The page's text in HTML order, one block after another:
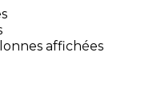
affichées